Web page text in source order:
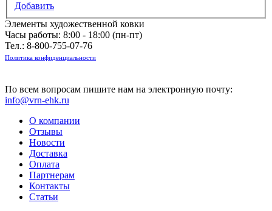
Добавить
Элементы художественной ковки
Часы работы: 8:00 - 18:00 (пн-пт)
Тел.: 8-800-755-07-76
Политика конфиденциальности
По всем вопросам пишите нам на электронную почту:
info@vrn-ehk.ru
О компании
Отзывы
Новости
Доставка
Оплата
Партнерам
Контакты
Статьи